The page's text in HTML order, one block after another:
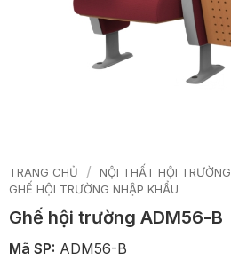
TRANG CHỦ / NỘI THẤT HỘI TRƯỜNG
GHẾ HỘI TRƯỜNG NHẬP KHẨU
Ghế hội trường ADM56-B
Mã SP: ADM56-B